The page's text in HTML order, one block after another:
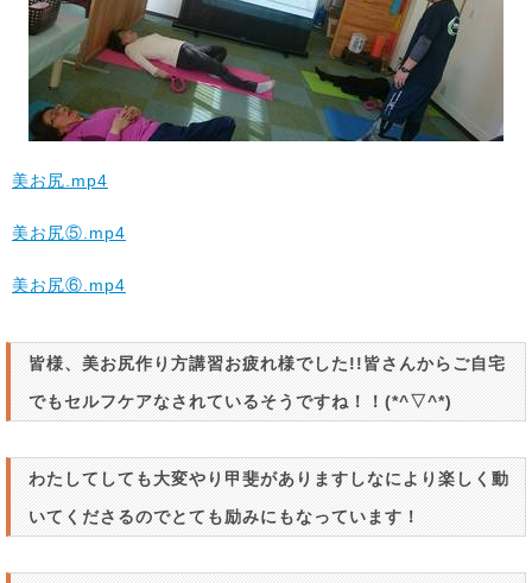
美お尻.mp4
美お尻⑤.mp4
美お尻⑥.mp4
皆様、美お尻作り方講習お疲れ様でした!!皆さんからご自宅
でもセルフケアなされているそうですね！！(*^▽^*)
わたしてしても大変やり甲斐がありますしなにより楽しく動
いてくださるのでとても励みにもなっています！